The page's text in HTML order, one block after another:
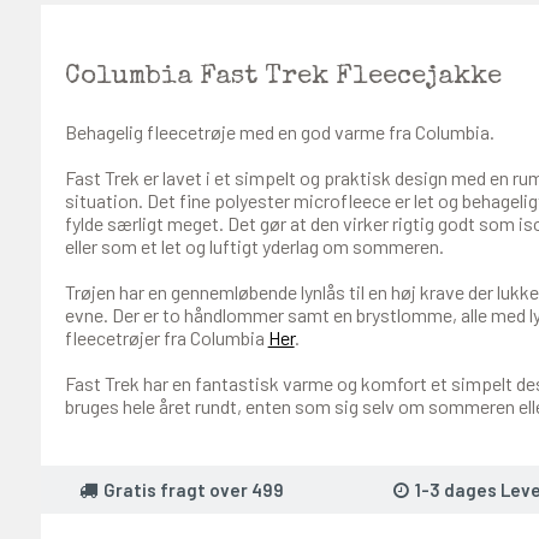
Columbia Fast Trek Fleecejakke
Behagelig fleecetrøje med en god varme fra Columbia.
Fast Trek er lavet i et simpelt og praktisk design med en
situation. Det fine polyester microfleece er let og
fylde særligt meget. Det gør at den virker rigtig godt som
eller som et let og luftigt yderlag om sommeren.
Trøjen har en gennemløbende lynlås til en høj krave der
evne. Der er to håndlommer samt en brystlomme, alle med
fleecetrøjer fra Columbia Her.
Fast Trek har en fantastisk varme og komfort et simpelt
bruges hele året rundt, enten som sig selv om sommeren
Gratis fragt over 499 1-3 dages